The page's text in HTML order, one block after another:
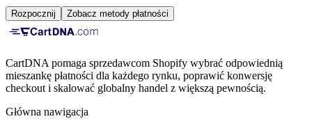
Rozpocznij Zobacz metody płatności
CartDNA pomaga sprzedawcom Shopify wybrać odpowiednią
mieszankę płatności dla każdego rynku, poprawić konwersję
checkout i skalować globalny handel z większą pewnością.
Główna nawigacja